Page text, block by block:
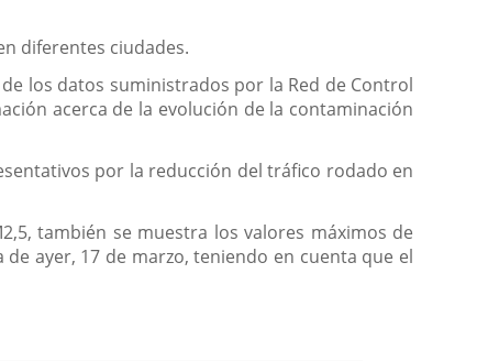
diferentes ciudades.
los datos suministrados por la Red de Control
acerca de la evolución de la contaminación
por la reducción del tráfico rodado en
también se muestra los valores máximos de
ayer, 17 de marzo, teniendo en cuenta que el